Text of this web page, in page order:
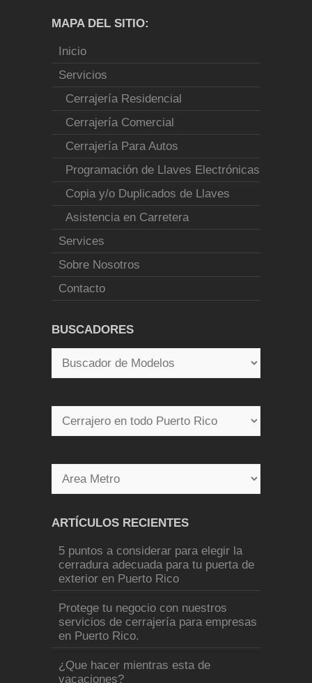
MAPA DEL SITIO:
Inicio
Servicios
Cerrajería Residencial
Cerrajería Comercial
Cerrajería Para Autos
Programación de Llaves Electrónicas
Copia y/o Duplicados de Llaves
Asistencia en Carretera
Services
Sobre Nosotros
Contacto
BUSCADORES
ARTÍCULOS RECIENTES
5 puntos a considerar para elegir la
cerradura adecuada para tu puerta de
exterior en Puerto Rico
Protege tu negocio con nuestros
servicios de cerrajería para empresas
en Puerto Rico.
¿Que hacer mientras esta de
vacaciones?